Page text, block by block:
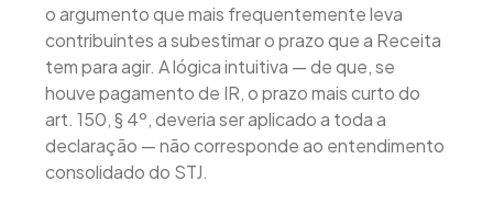
o argumento que mais frequentemente leva
contribuintes a subestimar o prazo que a Receita
tem para agir. A lógica intuitiva — de que, se
houve pagamento de IR, o prazo mais curto do
art. 150, § 4º, deveria ser aplicado a toda a
declaração — não corresponde ao entendimento
consolidado do STJ.